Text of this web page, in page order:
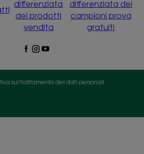
differenziata
dei prodotti
vendita
differenziata dei
campioni prova
gratuiti
sul trattamento dei dati personali